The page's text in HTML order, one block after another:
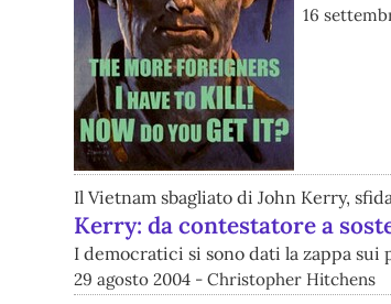
16
Il Vietnam sbagliato di John Kerry,
Kerry: da contestatore a
I democratici si sono dati la zappa
29 agosto 2004 - Christopher Hitchens